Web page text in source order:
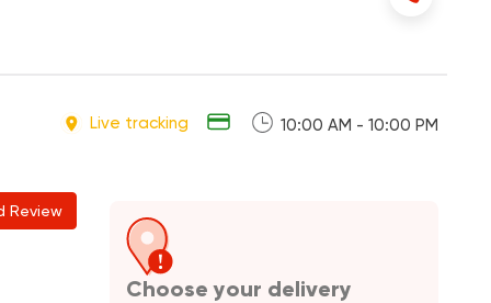
Live tracking 10:00 AM - 10:00 PM
Review
Choose your delivery